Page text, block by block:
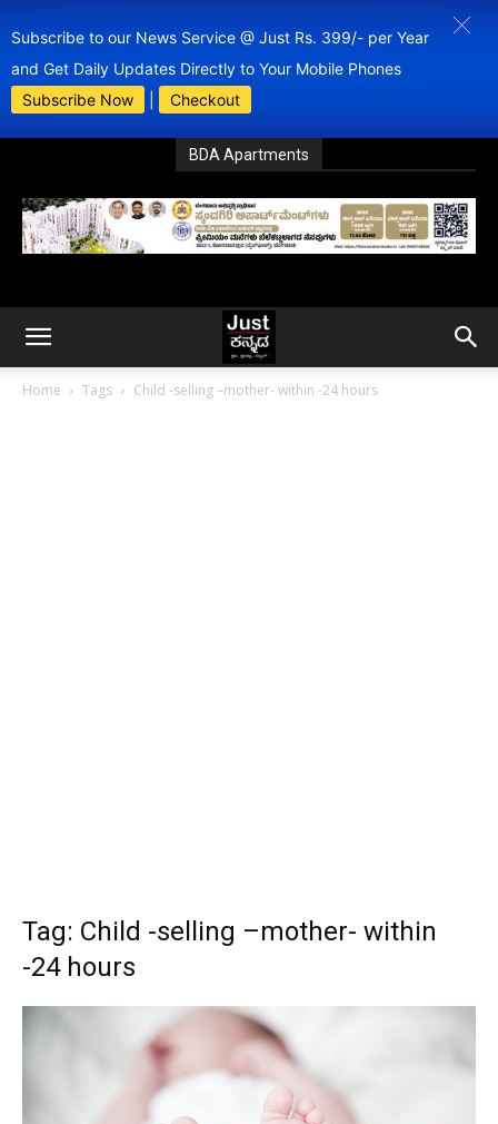
Subscribe to our News Service @ Just Rs. 399/- per Year
and Get Daily Updates Directly to Your Mobile Phones
Subscribe Now
Checkout
BDA Apartments
Home Tags Child -selling –mother- within -24 hours
Tag: Child -selling –mother- within
-24 hours